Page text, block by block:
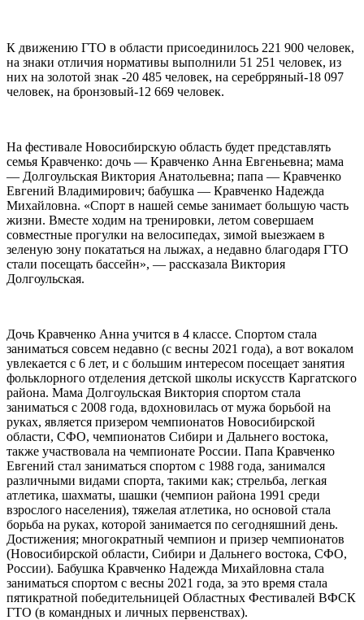
К движению ГТО в области присоединилось 221 900 человек,
на знаки отличия нормативы выполнили 51 251 человек, из
них на золотой знак -20 485 человек, на серебрряный-18 097
человек, на бронзовый-12 669 человек.
На фестивале Новосибирскую область будет представлять
семья Кравченко: дочь — Кравченко Анна Евгеньевна; мама
— Долгоульская Виктория Анатольевна; папа — Кравченко
Евгений Владимирович; бабушка — Кравченко Надежда
Михайловна. «Спорт в нашей семье занимает большую часть
жизни. Вместе ходим на тренировки, летом совершаем
совместные прогулки на велосипедах, зимой выезжаем в
зеленую зону покататься на лыжах, а недавно благодаря ГТО
стали посещать бассейн», — рассказала Виктория
Долгоульская.
Дочь Кравченко Анна учится в 4 классе. Спортом стала
заниматься совсем недавно (с весны 2021 года), а вот вокалом
увлекается с 6 лет, и с большим интересом посещает занятия
фольклорного отделения детской школы искусств Каргатского
района. Мама Долгоульская Виктория спортом стала
заниматься с 2008 года, вдохновилась от мужа борьбой на
руках, является призером чемпионатов Новосибирской
области, СФО, чемпионатов Сибири и Дальнего востока,
также участвовала на чемпионате России. Папа Кравченко
Евгений стал заниматься спортом с 1988 года, занимался
различными видами спорта, такими как; стрельба, легкая
атлетика, шахматы, шашки (чемпион района 1991 среди
взрослого населения), тяжелая атлетика, но основой стала
борьба на руках, которой занимается по сегодняшний день.
Достижения; многократный чемпион и призер чемпионатов
(Новосибирской области, Сибири и Дальнего востока, СФО,
России). Бабушка Кравченко Надежда Михайловна стала
заниматься спортом с весны 2021 года, за это время стала
пятикратной победительницей Областных Фестивалей ВФСК
ГТО (в командных и личных первенствах).